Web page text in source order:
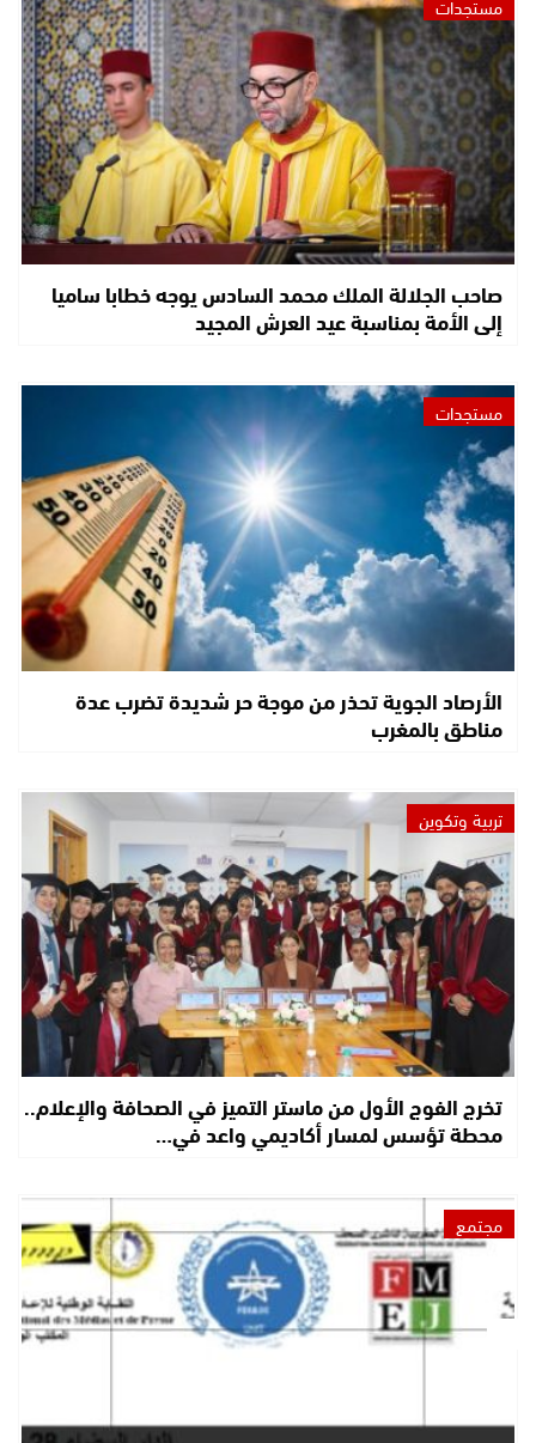
صاحب الجلالة الملك محمد السادس يوجه خطابا ساميا
إلى الأمة بمناسبة عيد العرش المجيد
مستجدات
الأرصاد الجوية تحذر من موجة حر شديدة تضرب عدة
مناطق بالمغرب
تربية وتكوين
تخرج الفوج الأول من ماستر التميز في الصحافة والإعلام..
محطة تؤسس لمسار أكاديمي واعد في…
مجتمع